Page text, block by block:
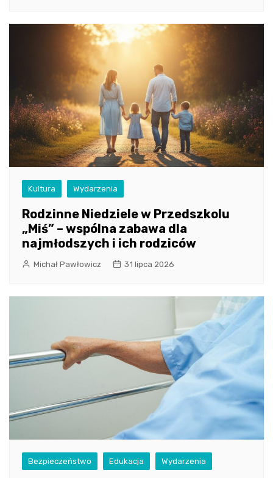
Kultura Wydarzenia
Rodzinne Niedziele w Przedszkolu
„Miś” – wspólna zabawa dla
najmłodszych i ich rodziców
Michał Pawłowicz 31 lipca 2026
Bezpieczeństwo Edukacja Wydarzenia